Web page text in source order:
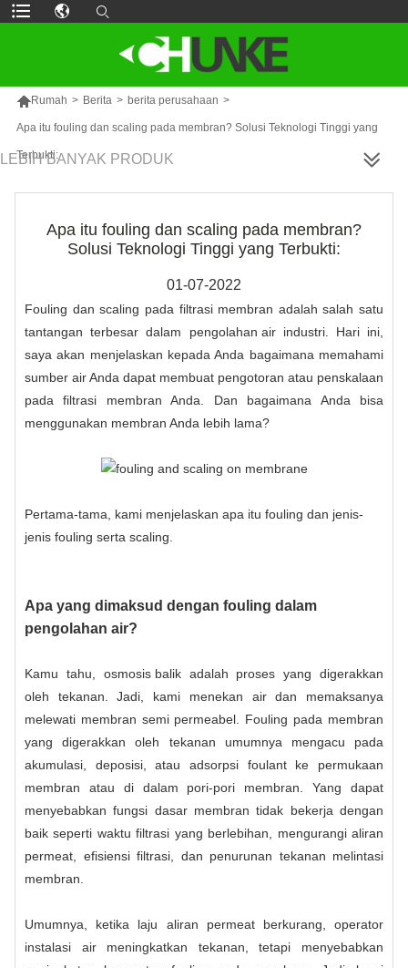
Rumah > Berita > berita perusahaan >
Apa itu fouling dan scaling pada membran? Solusi Teknologi Tinggi yang
Terbukti:
LEBIH BANYAK PRODUK
Apa itu fouling dan scaling pada membran?
Solusi Teknologi Tinggi yang Terbukti:
01-07-2022
Fouling dan scaling pada filtrasi membran adalah salah satu
tantangan terbesar dalam pengolahan airindustri. Hari ini,
saya akan menjelaskan kepada Anda bagaimana memahami
sumber air Anda dapat membuat pengotoran atau penskalaan
pada filtrasi membran Anda. Dan bagaimana Anda bisa
menggunakan membran Anda lebih lama?
Pertama-tama, kami menjelaskan apa itu fouling dan jenis-
jenis fouling serta scaling.
Apa yang dimaksud dengan fouling dalam
pengolahan air?
Kamu tahu, osmosis balikadalah proses yang digerakkan
oleh tekanan. Jadi, kami menekan air dan memaksanya
melewati membran semi permeabel. Fouling pada membran
yang digerakkan oleh tekanan umumnya mengacu pada
akumulasi, deposisi, atau adsorpsi foulant ke permukaan
membran atau di dalam pori-pori membran. Yang dapat
menyebabkan fungsi dasar membran tidak bekerja dengan
baik seperti waktu filtrasi yang berlebihan, mengurangi aliran
permeat, efisiensi filtrasi, dan penurunan tekanan melintasi
membran.
Umumnya, ketika laju aliran permeat berkurang, operator
instalasi air meningkatkan tekanan, tetapi menyebabkan